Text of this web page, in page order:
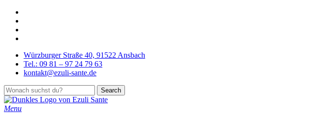
Skip
main
content
Würzburger Straße 40, 91522 Ansbach
Tel.: 09 81 – 97 24 79 63
kontakt@ezuli-sante.de
Search
Close
Search
Menu